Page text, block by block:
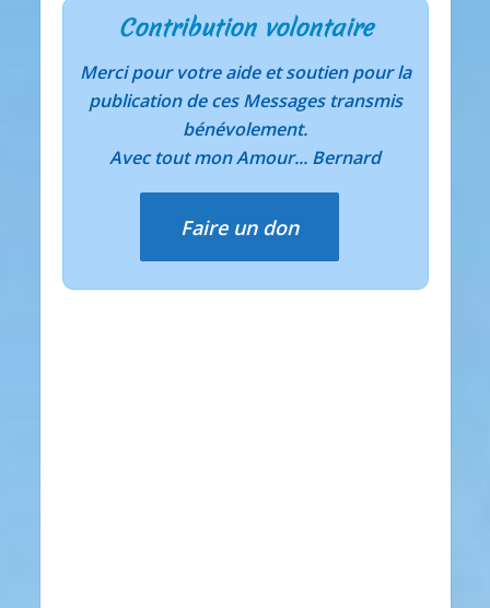
Contribution volontaire
Merci pour votre aide et soutien pour la
publication de ces Messages transmis
bénévolement.
Avec tout mon Amour... Bernard
Faire un don